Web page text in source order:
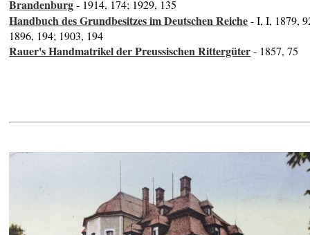
Brandenburg- 1914, 174; 1929, 135
Handbuch des Grundbesitzes im Deutschen Reiche- I, I, 1879,
1896, 194; 1903, 194
Rauer's Handmatrikel der Preussischen Rittergüter- 1857, 75